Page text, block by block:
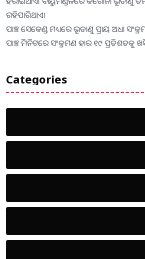
ରହିପାରିଥାଏ।
ପାଞ୍ଚ ସେକେଣ୍ଡ ମଧ୍ୟରେ ଭୂତାଣୁ ପ୍ରାୟ ଅଧା
ପାଞ୍ଚ ମିନିଟରେ ସଂକ୍ରମଣ ହାର ୧୯ ପ୍ରତିଶତକୁ
Categories